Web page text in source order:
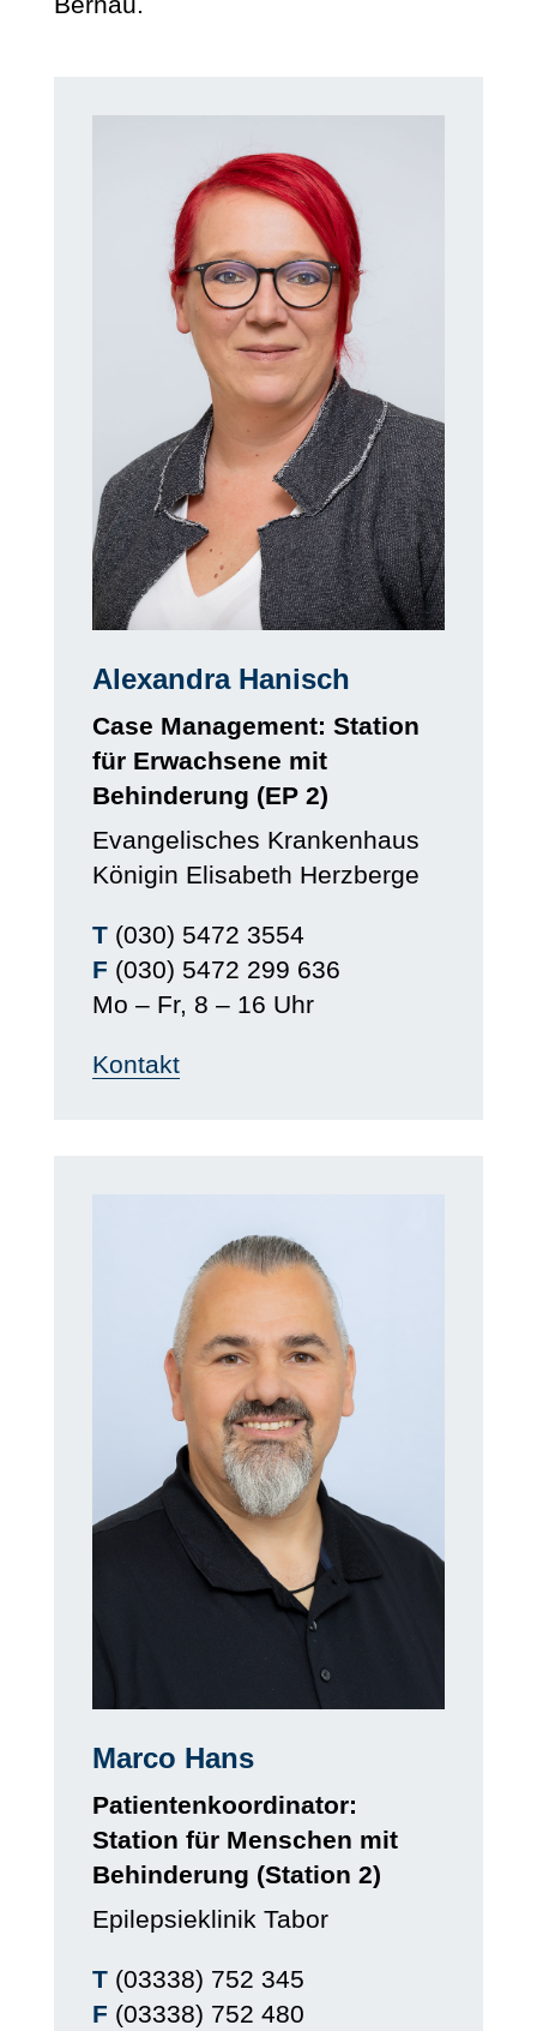
Alexandra Hanisch
Case Management: Station
für Erwachsene mit
Behinderung (EP 2)
Evangelisches Krankenhaus
Königin Elisabeth Herzberge
T(030) 5472 3554
F (030) 5472 299 636
Mo – Fr, 8 – 16 Uhr
Kontakt
Marco Hans
Patientenkoordinator:
Station für Menschen mit
Behinderung (Station 2)
Epilepsieklinik Tabor
T(03338) 752 345
F (03338) 752 480